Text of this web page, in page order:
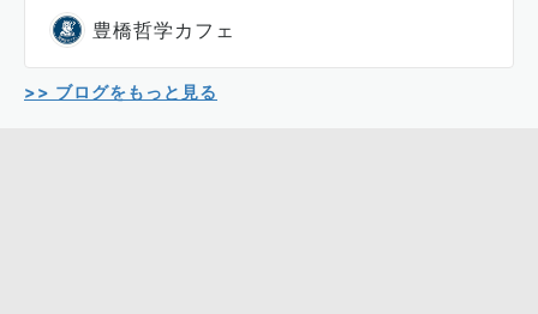
豊橋哲学カフェ
>> ブログをもっと見る